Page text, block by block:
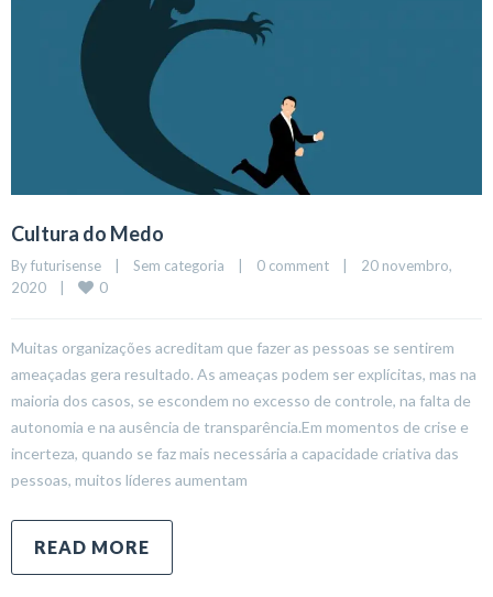
Cultura do Medo
By futurisense Sem categoria 0 comment
20 novembro,
2020
0
Muitas organizações acreditam que fazer as pessoas se sentirem
ameaçadas gera resultado. As ameaças podem ser explícitas, mas na
maioria dos casos, se escondem no excesso de controle, na falta de
autonomia e na ausência de transparência.Em momentos de crise e
incerteza, quando se faz mais necessária a capacidade criativa das
pessoas, muitos líderes aumentam
READ MORE